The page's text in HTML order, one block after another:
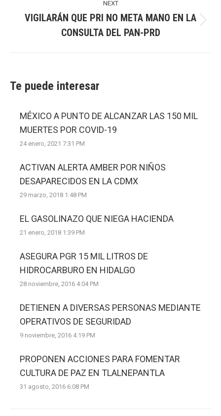
NEXT
post:
VIGILARÁN QUE PRI NO META MANO EN LA
CONSULTA DEL PAN-PRD
Te puede interesar
MÉXICO A PUNTO DE ALCANZAR LAS 150 MIL
MUERTES POR COVID-19
24 enero, 2021 7:31 PM
ACTIVAN ALERTA AMBER POR NIÑOS
DESAPARECIDOS EN LA CDMX
29 marzo, 2018 1:48 PM
EL GASOLINAZO QUE NIEGA HACIENDA
21 enero, 2018 1:39 PM
ASEGURA PGR 15 MIL LITROS DE
HIDROCARBURO EN HIDALGO
28 noviembre, 2016 4:04 PM
DETIENEN A DIVERSAS PERSONAS MEDIANTE
OPERATIVOS DE SEGURIDAD
9 noviembre, 2016 4:19 PM
PROPONEN ACCIONES PARA FOMENTAR
CULTURA DE PAZ EN TLALNEPANTLA
31 agosto, 2016 6:08 PM